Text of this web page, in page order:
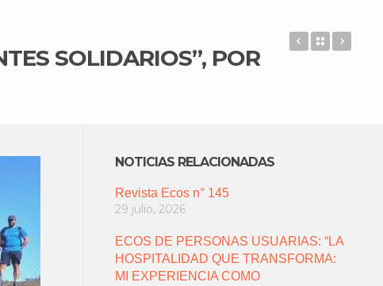
SOLIDARIOS”, POR
REVISTA
Back to
NOTICIAS RELACIONADAS
Revista Ecos n° 145
29 julio, 2026
ECOS DE PERSONAS USUARIAS: “LA
HOSPITALIDAD QUE TRANSFORMA:
MI EXPERIENCIA COMO